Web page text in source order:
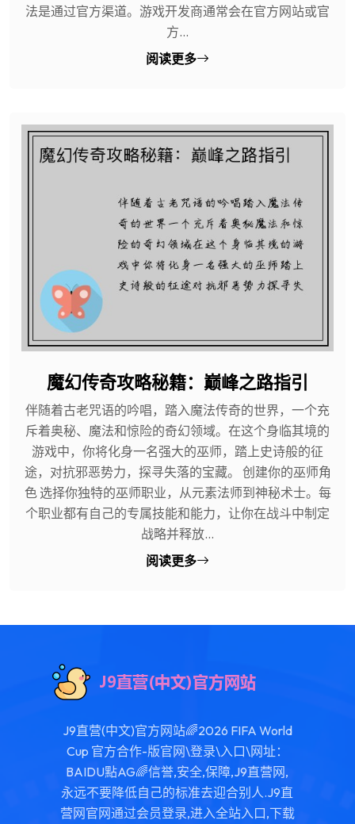
法是通过官方渠道。游戏开发商通常会在官方网站或官
方...
阅读更多
魔幻传奇攻略秘籍：巅峰之路指引
伴随着古老咒语的吟唱，踏入魔法传奇的世界，一个充
斥着奥秘、魔法和惊险的奇幻领域。在这个身临其境的
游戏中，你将化身一名强大的巫师，踏上史诗般的征
途，对抗邪恶势力，探寻失落的宝藏。 创建你的巫师角
色 选择你独特的巫师职业，从元素法师到神秘术士。每
个职业都有自己的专属技能和能力，让你在战斗中制定
战略并释放...
阅读更多
J9直营(中文)官方网站🌈2026 FIFA World
Cup 官方合作-版官网\登录\入口\网址：
BAIDU點AG🌈信誉,安全,保障,J9直营网,
永远不要降低自己的标准去迎合别人.J9直
营网官网通过会员登录,进入全站入口,下载